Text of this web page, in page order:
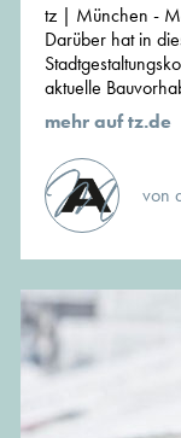
tz | München -
Darüber hat in
aktuelle
mehr auf tz.de
von